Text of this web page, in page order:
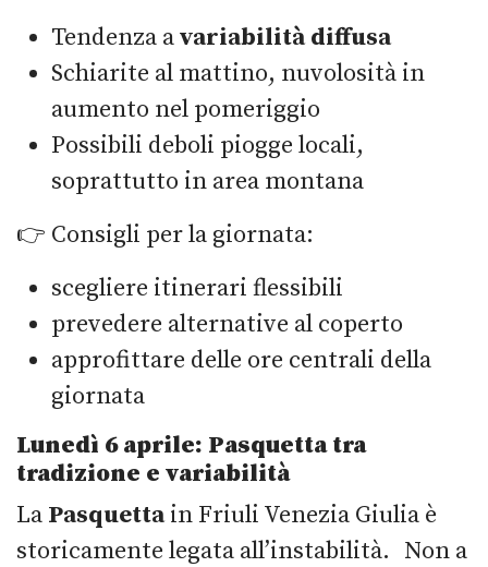
Tendenza avariabilità diffusa
Schiarite al mattino, nuvolosità in
aumento nel pomeriggio
Possibili deboli piogge locali,
soprattutto in area montana
👉 Consigli per la giornata:
scegliere itinerari flessibili
prevedere alternative al coperto
approfittare delle ore centrali della
giornata
Lunedì 6 aprile: Pasquetta tra
tradizione e variabilità
La Pasquettain Friuli Venezia Giulia è
storicamente legata all’instabilità. Non a